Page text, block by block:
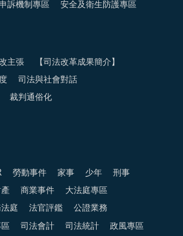
訴機制專區 安全及衛生防護專區
主張 【司法改革成果簡介】
司法與社會對話
裁判通俗化
勞動事件 家事 少年 刑事
商業事件 大法庭專區
庭 法官評鑑 公證業務
司法會計 司法統計 政風專區